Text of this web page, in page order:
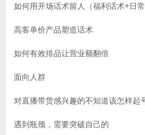
如何用开场话术留人（福利话术+日常
高客单价产品塑造话术
如何有效排品让营业额翻倍
面向人群
对直播带货感兴趣的不知道该怎样起
遇到瓶颈，需要突破自己的